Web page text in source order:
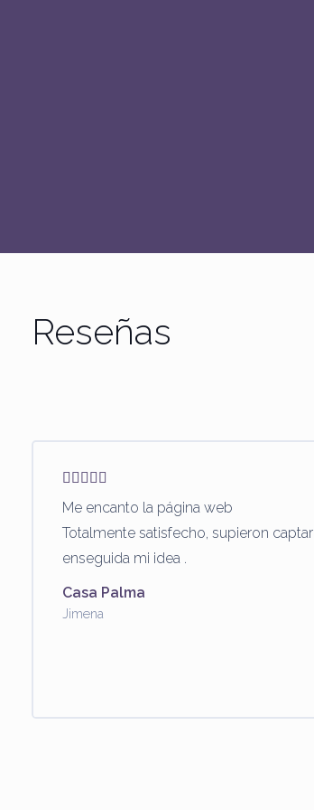
Reseñas
Me encanto la página web
Totalmente satisfecho, supieron captar
enseguida mi idea .
Casa Palma
Jimena